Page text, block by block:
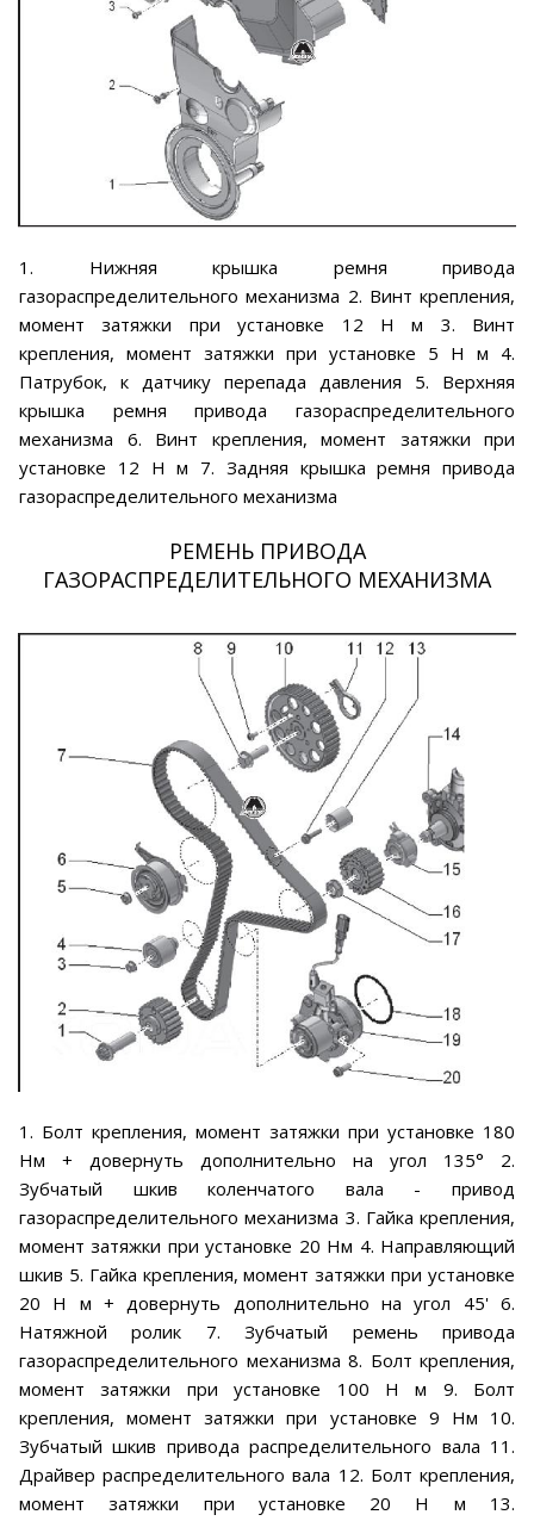
1. Нижняя крышка ремня привода
газораспределительного механизма 2. Винт крепления,
момент затяжки при установке 12 Н м 3. Винт
крепления, момент затяжки при установке 5 Н м 4.
Патрубок, к датчику перепада давления 5. Верхняя
крышка ремня привода газораспределительного
механизма 6. Винт крепления, момент затяжки при
установке 12 Н м 7. Задняя крышка ремня привода
газораспределительного механизма
РЕМЕНЬ ПРИВОДА
ГАЗОРАСПРЕДЕЛИТЕЛЬНОГО МЕХАНИЗМА
1. Болт крепления, момент затяжки при установке 180
Нм + довернуть дополнительно на угол 135° 2.
Зубчатый шкив коленчатого вала - привод
газораспределительного механизма 3. Гайка крепления,
момент затяжки при установке 20 Нм 4. Направляющий
шкив 5. Гайка крепления, момент затяжки при установке
20 Н м + довернуть дополнительно на угол 45' 6.
Натяжной ролик 7. Зубчатый ремень привода
газораспределительного механизма 8. Болт крепления,
момент затяжки при установке 100 Н м 9. Болт
крепления, момент затяжки при установке 9 Нм 10.
Зубчатый шкив привода распределительного вала 11.
Драйвер распределительного вала 12. Болт крепления,
момент затяжки при установке 20 Н м 13.